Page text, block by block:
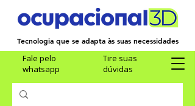
Fale pelo
whatsapp
Tire suas
dúvidas
Tecnologia que se adapta às suas necessidades